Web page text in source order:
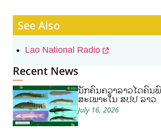
See Also
Lao National Radio
Recent News
ນັກຄົ້ນຄວ້າລາວໄດ້ຄົ້ນ
ສະເພາະໃນ ສປປ ລາວ
July 16, 2026